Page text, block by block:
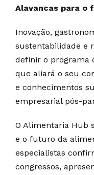
Alavancas para o
Inovação,
sustentabilidade e
definir o programa
que aliará o seu
e conhecimentos
empresarial pós-
O Alimentaria Hub
e o futuro da
especialistas
congressos,